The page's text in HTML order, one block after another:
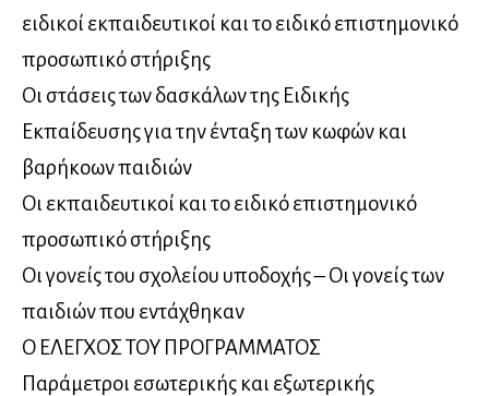
ειδικοί εκπαιδευτικοί και το ειδικό επιστημονικό
προσωπικό στήριξης
Οι στάσεις των δασκάλων της Ειδικής
Εκπαίδευσης για την ένταξη των κωφών και
βαρήκοων παιδιών
Οι εκπαιδευτικοί και το ειδικό επιστημονικό
προσωπικό στήριξης
Οι γονείς του σχολείου υποδοχής – Οι γονείς των
παιδιών που εντάχθηκαν
Ο ΕΛΕΓΧΟΣ ΤΟΥ ΠΡΟΓΡΑΜΜΑΤΟΣ
Παράμετροι εσωτερικής και εξωτερικής